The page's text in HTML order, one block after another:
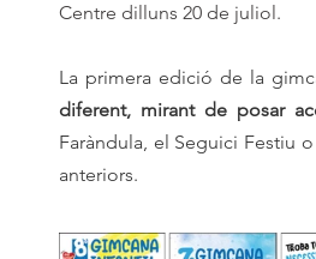
Centre dilluns 20 de juliol.
La primera edició de la
diferent, mirant de posar
Faràndula, el Seguici Festiu
anteriors.